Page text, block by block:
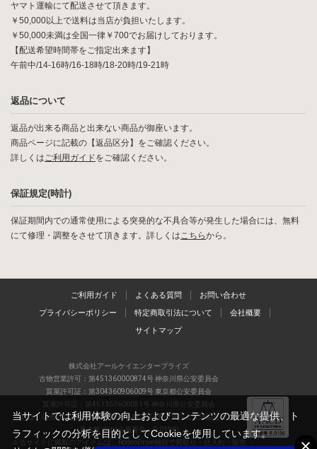
ヤマト運輸にて配送させて頂きます。
￥50,000以上で送料は当店が負担いたします。
￥50,000未満は全国一律￥700でお届けしております。
【配送希望時間帯をご指定出来ます】
午前中/14-16時/16-18時/18-20時/19-21時
返品について
返品が出来る商品と出来ない商品が御座います。
商品ページに記載の【返品区分】をご確認ください。
詳しくはご利用ガイドをご確認ください。
保証規定(時計)
保証期間内での通常使用による突発的な不具合等が発生した場合には、無料
にて修理・調整をさせて頂きます。詳しくはこちらから。
ご利用ガイド よくある質問 お問い合わせ
プライバシーポリシー 特定商取引法について 会社概要
サイトマップ
株式会社アールケイエンタープライズ
古物営業許可：第451360000874号 神奈川県公安委員会
質屋許可証：第304360906009号 東京都公安委員会
質屋許可証：第451363600051号 神奈川県公安委員会
当店は、偽造品の流通防止を目指すAACD(日本流通自主管理協会)の正会
員企業です(会員番号：R-0196)
※当サイトに掲載のアイテムは、RodeoDrive独自で買取り・仕入れ・販売
当サイトでは利用体験の向上およびコンテンツの最適な提供、ト
ラフィックの分析を目的としてCookieを使用しています。